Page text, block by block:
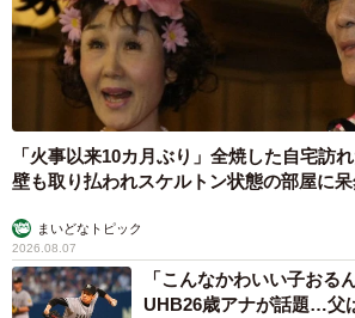
「火事以来10カ月ぶり」全焼した自宅訪
壁も取り払われスケルトン状態の部屋に
まいどなトピック
2026.08.07
「こんなかわいい子おる
UHB26歳アナが話題…父